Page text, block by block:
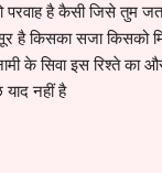
है कैसी जिसे तुम
है किसका सजा किसको
के सिवा इस रिश्ते का
नहीं है